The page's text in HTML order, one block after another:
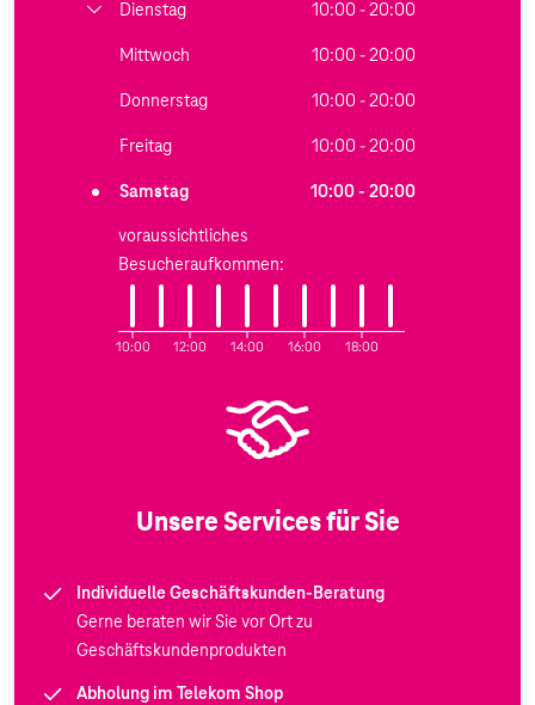
Dienstag 10:00 - 20:00
Mittwoch 10:00 - 20:00
Donnerstag 10:00 - 20:00
Freitag 10:00 - 20:00
Samstag 10:00 - 20:00
voraussichtliches
Besucheraufkommen:
10:00 12:00 14:00 16:00 18:00
Unsere Services für Sie
Individuelle Geschäftskunden-Beratung
Gerne beraten wir Sie vor Ort zu
Geschäftskundenprodukten
Abholung im Telekom Shop